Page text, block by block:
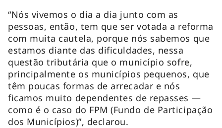
“Nós vivemos o dia a dia junto com as
pessoas, então, tem que ser votada a reforma
com muita cautela, porque nós sabemos que
estamos diante das dificuldades, nessa
questão tributária que o município sofre,
principalmente os municípios pequenos, que
têm poucas formas de arrecadar e nós
ficamos muito dependentes de repasses —
como é o caso do FPM (Fundo de Participação
dos Municípios)”, declarou.